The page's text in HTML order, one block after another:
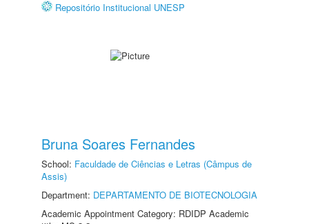
Repositório Institucional UNESP
Bruna Soares Fernandes
School: Faculdade de Ciências e Letras (Câmpus de
Assis)
Department: DEPARTAMENTO DE BIOTECNOLOGIA
Academic Appointment Category: RDIDP Academic